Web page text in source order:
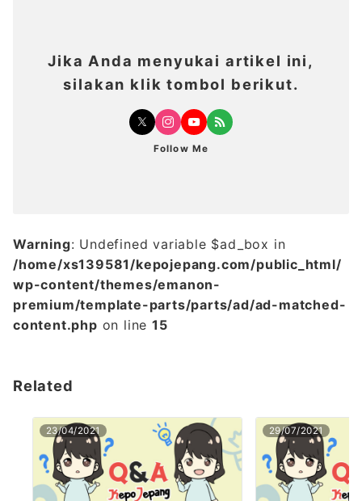
Jika Anda menyukai artikel ini,
silakan klik tombol berikut.
Follow Me
Warning: Undefined variable $ad_box in
/home/xs139581/kepojepang.com/public_html/
wp-content/themes/emanon-
premium/template-parts/parts/ad/ad-matched-
content.php on line15
Related
23/04/2021 29/07/2021